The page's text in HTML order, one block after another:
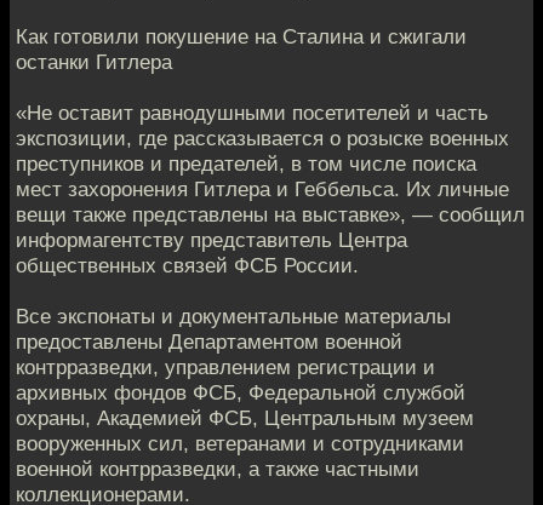
Как готовили покушение на Сталина и сжигали
останки Гитлера
«Не оставит равнодушными посетителей и часть
экспозиции, где рассказывается о розыске военных
преступников и предателей, в том числе поиска
мест захоронения Гитлера и Геббельса. Их личные
вещи также представлены на выставке», — сообщил
информагентству представитель Центра
общественных связей ФСБ России.
Все экспонаты и документальные материалы
предоставлены Департаментом военной
контрразведки, управлением регистрации и
архивных фондов ФСБ, Федеральной службой
охраны, Академией ФСБ, Центральным музеем
вооруженных сил, ветеранами и сотрудниками
военной контрразведки, а также частными
коллекционерами.